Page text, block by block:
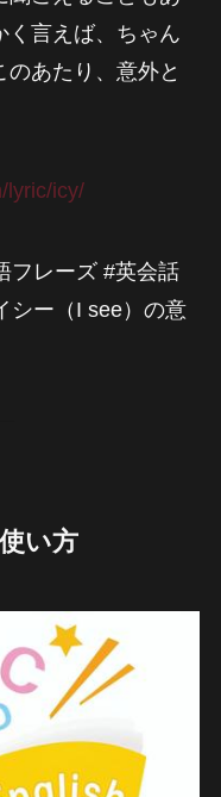
く言えば、ちゃん
のあたり、意外と
lyric/icy/
フレーズ #英会話
シー（I see）の意
い方